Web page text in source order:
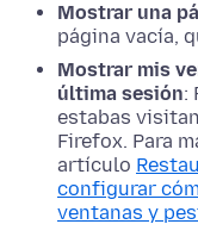
Mostrar una
página vacía,
Mostrar mis
última sesión:
estabas
Firefox. Para
artículo
configurar
ventanas y